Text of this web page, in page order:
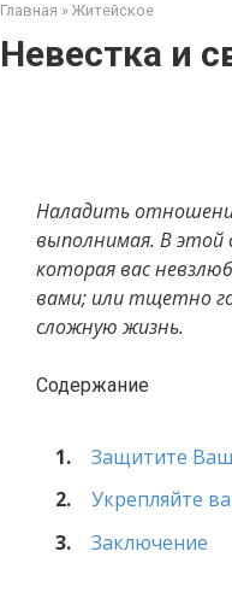
Главная » Житейское
Невестка и
Наладить
выполнимая. В этой
которая вас
вами; или тщетно
сложную жизнь.
Содержание
Защитите
Укрепляйте
Заключение